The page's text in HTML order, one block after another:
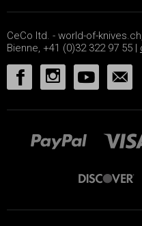
CeCo ltd. - world-of-
Bienne, +41 (0)32 322 97 55 |